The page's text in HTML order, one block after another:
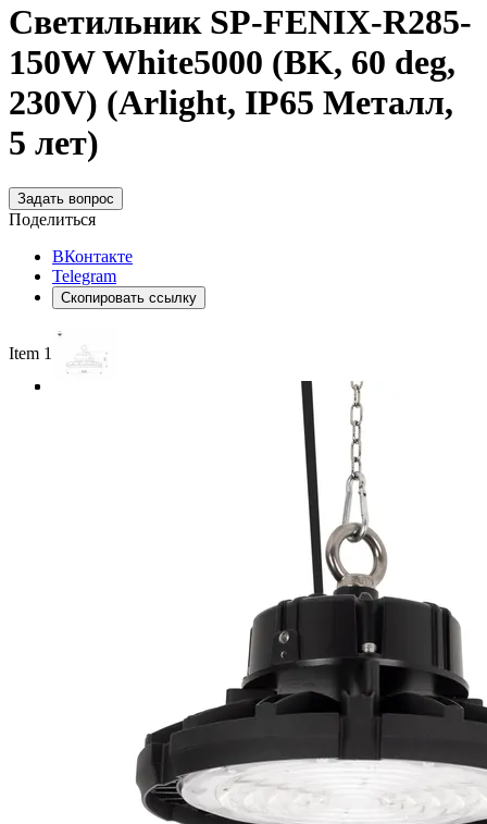
Светильник SP-FENIX-R285-
150W White5000 (BK, 60 deg,
230V) (Arlight, IP65 Металл,
5 лет)
Задать вопрос
Поделиться
ВКонтакте
Telegram
Скопировать ссылку
Item 1 of 3